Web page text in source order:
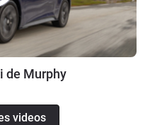
de Murphy
videos